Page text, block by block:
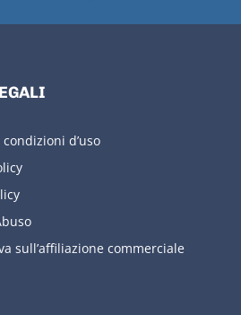
d’uso
sull’affiliazione commerciale